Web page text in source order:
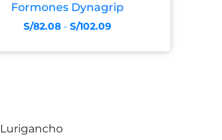
Formones Dynagrip
S/82.08 - S/102.09
Lurigancho